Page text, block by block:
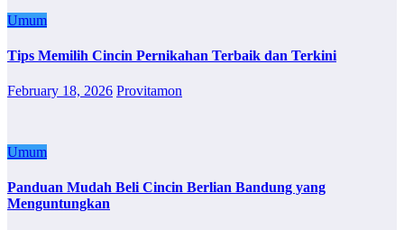
Umum
Tips Memilih Cincin Pernikahan Terbaik dan Terkini
February 18, 2026 Provitamon
Umum
Panduan Mudah Beli Cincin Berlian Bandung yang
Menguntungkan